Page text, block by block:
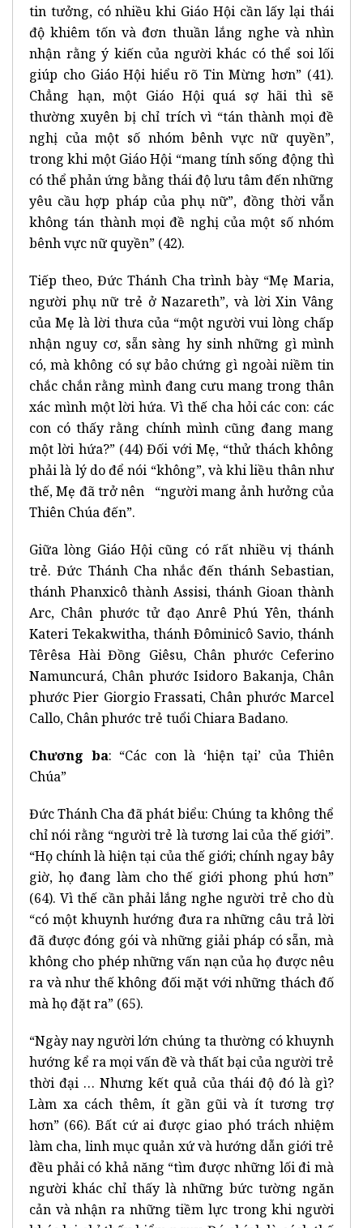
tin tưởng, có nhiều khi Giáo Hội cần lấy lại thái
độ khiêm tốn và đơn thuần lắng nghe và nhìn
nhận rằng ý kiến của người khác có thể soi lối
giúp cho Giáo Hội hiểu rõ Tin Mừng hơn” (41).
Chẳng hạn, một Giáo Hội quá sợ hãi thì sẽ
thường xuyên bị chỉ trích vì “tán thành mọi đề
nghị của một số nhóm bênh vực nữ quyền”,
trong khi một Giáo Hội “mang tính sống động thì
có thể phản ứng bằng thái độ lưu tâm đến những
yêu cầu hợp pháp của phụ nữ”, đồng thời vẫn
không tán thành mọi đề nghị của một số nhóm
bênh vực nữ quyền” (42).
Tiếp theo, Đức Thánh Cha trình bày “Mẹ Maria,
người phụ nữ trẻ ở Nazareth”, và lời Xin Vâng
của Mẹ là lời thưa của “một người vui lòng chấp
nhận nguy cơ, sẵn sàng hy sinh những gì mình
có, mà không có sự bảo chứng gì ngoài niềm tin
chắc chắn rằng mình đang cưu mang trong thân
xác mình một lời hứa. Vì thế cha hỏi các con: các
con có thấy rằng chính mình cũng đang mang
một lời hứa?” (44) Đối với Mẹ, “thử thách không
phải là lý do để nói “không”, và khi liều thân như
thế, Mẹ đã trở nên “người mang ảnh hưởng của
Thiên Chúa đến”.
Giữa lòng Giáo Hội cũng có rất nhiều vị thánh
trẻ. Đức Thánh Cha nhắc đến thánh Sebastian,
thánh Phanxicô thành Assisi, thánh Gioan thành
Arc, Chân phước tử đạo Anrê Phú Yên, thánh
Kateri Tekakwitha, thánh Đôminicô Savio, thánh
Têrêsa Hài Đồng Giêsu, Chân phước Ceferino
Namuncurá, Chân phước Isidoro Bakanja, Chân
phước Pier Giorgio Frassati, Chân phước Marcel
Callo, Chân phước trẻ tuổi Chiara Badano.
Chương ba: “Các con là ‘hiện tại’ của Thiên
Chúa”
Đức Thánh Cha đã phát biểu: Chúng ta không thể
chỉ nói rằng “người trẻ là tương lai của thế giới”.
“Họ chính là hiện tại của thế giới; chính ngay bây
giờ, họ đang làm cho thế giới phong phú hơn”
(64). Vì thế cần phải lắng nghe người trẻ cho dù
“có một khuynh hướng đưa ra những câu trả lời
đã được đóng gói và những giải pháp có sẵn, mà
không cho phép những vấn nạn của họ được nêu
ra và như thế không đối mặt với những thách đố
mà họ đặt ra” (65).
“Ngày nay người lớn chúng ta thường có khuynh
hướng kể ra mọi vấn đề và thất bại của người trẻ
thời đại … Nhưng kết quả của thái độ đó là gì?
Làm xa cách thêm, ít gần gũi và ít tương trợ
hơn” (66). Bất cứ ai được giao phó trách nhiệm
làm cha, linh mục quản xứ và hướng dẫn giới trẻ
đều phải có khả năng “tìm được những lối đi mà
người khác chỉ thấy là những bức tường ngăn
cản và nhận ra những tiềm lực trong khi người